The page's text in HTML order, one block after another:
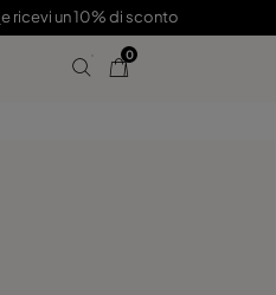
e ricevi un 10% di sconto
0